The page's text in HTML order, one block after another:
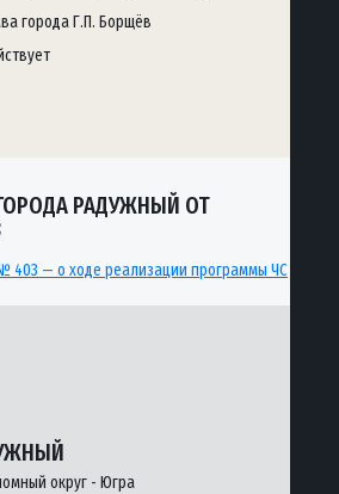
города Г.П. Борщёв
РАДУЖНЫЙ ОТ
403 — о ходе реализации программы ЧС
округ - Югра